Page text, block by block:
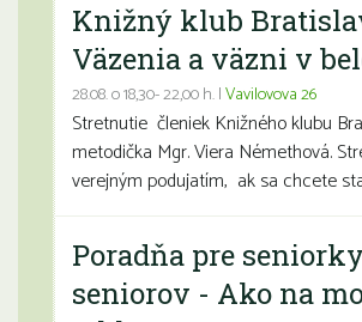
Knižný klub
Väzenia a väzni v
28.08. o 18,30- 22,00 h. |Vavilovova 26
Stretnutie členiek Knižného klubu
metodička Mgr. Viera Némethová.
verejným podujatím, ak sa chcete
Poradňa pre
seniorov - Ako na